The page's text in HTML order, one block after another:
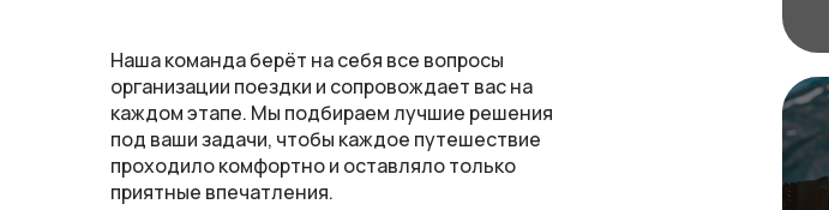
Наша команда берёт на себя все вопросы
организации поездки и сопровождает вас на
каждом этапе. Мы подбираем лучшие решения
под ваши задачи, чтобы каждое путешествие
проходило комфортно и оставляло только
приятные впечатления.